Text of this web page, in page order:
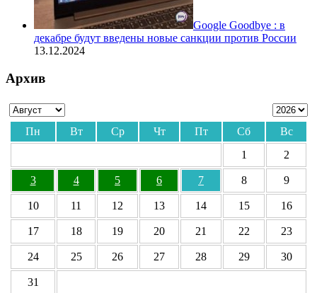
Google Goodbye : в
декабре будут введены новые санкции против России
13.12.2024
Архив
Пн Вт Ср Чт Пт Сб
Вс
1
2
3 4 5 6 7 8 9
10 11 12 13 14 15 16
17 18 19 20 21 22 23
24 25 26 27 28 29 30
31